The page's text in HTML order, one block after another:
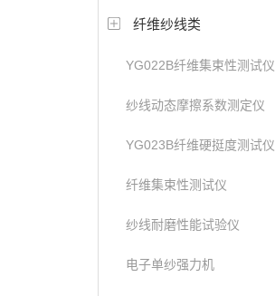
纤维纱线类
YG022B纤维集束性测试仪
纱线动态摩擦系数测定仪
YG023B纤维硬挺度测试仪
纤维集束性测试仪
纱线耐磨性能试验仪
电子单纱强力机